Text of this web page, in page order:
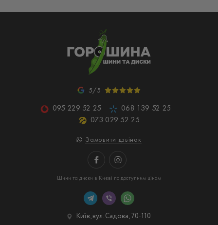
5/5
095 229 52 25
068 139 52 25
073 029 52 25
Замовити дзвінок
Шини та диски в Києві по доступним цінам
Київ, вул. Садова, 70-110